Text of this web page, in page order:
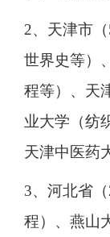
2、天津市
世界史等）
程等）、天
业大学（纺
天津中医药
3、河北省
程）、燕山